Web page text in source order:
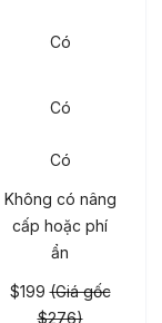
Có
Có
Có
Không có nâng
cấp hoặc phí
ẩn
$199(Giá gốc
$276)